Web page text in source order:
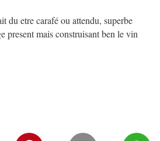
du etre carafé ou attendu, superbe
present mais construisant ben le vin